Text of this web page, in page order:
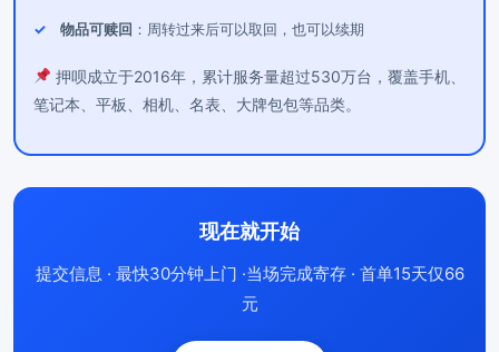
物品可赎回 ：周转过来后可以取回，也可以续期
押呗成立于2016年，累计服务量超过530万台，覆盖手机、
笔记本、平板、相机、名表、大牌包包等品类。
现在就开始
提交信息 · 最快30分钟上门 ·当场完成寄存 · 首单15天仅66
元